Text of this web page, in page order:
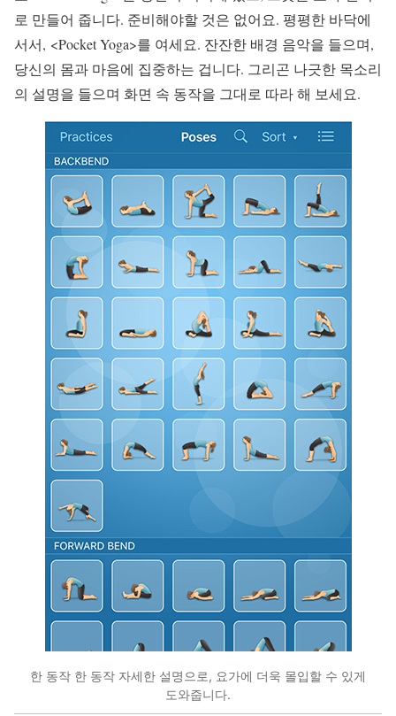
로 만들어 줍니다. 준비해야할 것은 없어요. 평평한 바닥에
서서, <Pocket Yoga>를 여세요. 잔잔한 배경 음악을 들으며,
당신의 몸과 마음에 집중하는 겁니다. 그리곤 나긋한 목소리
의 설명을 들으며 화면 속 동작을 그대로 따라 해 보세요.
한 동작 한 동작 자세한 설명으로, 요가에 더욱 몰입할 수 있게
도와줍니다.